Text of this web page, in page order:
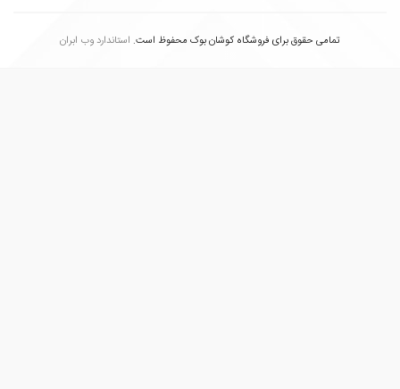
تمامی حقوق برای فروشگاه کوشان بوک محفوظ است.استاندارد وب ابران